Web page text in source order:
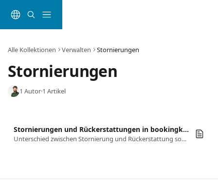
Alle Kollektionen Verwalten Stornierungen
Stornierungen
1 Autor·1 Artikel
Stornierungen und Rückerstattungen in bookingkit: Alles Wichtige auf einen Blick
Unterschied zwischen Stornierung und Rückerstattung sowie Arten von Stornierungen und Rückerstattungen